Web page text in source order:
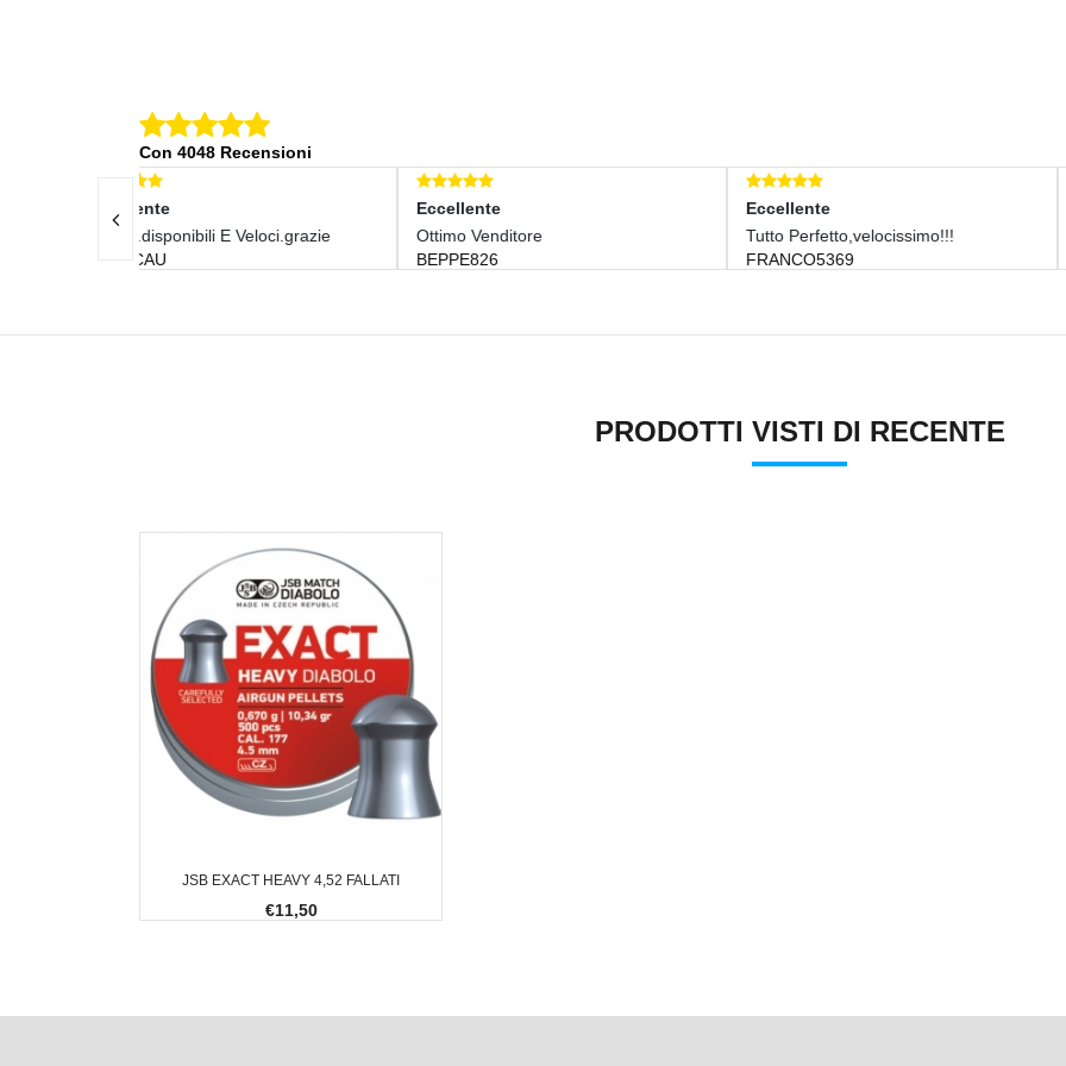
Con 4048 Recensioni
Ottimo Venditore
Eccellente
Tutto Perfetto,velocissimo!!!
Tutto Ok
LOCOMPRO!
PRODOTTI VISTI DI RECENTE
JSB EXACT HEAVY 4,52 FALLATI
€11,50